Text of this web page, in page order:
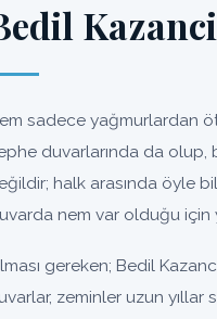
sadece yağmurlardan
duvarlarında da olup,
halk arasında öyle
nem var olduğu için
gereken; Bedil
zeminler uzun yıllar